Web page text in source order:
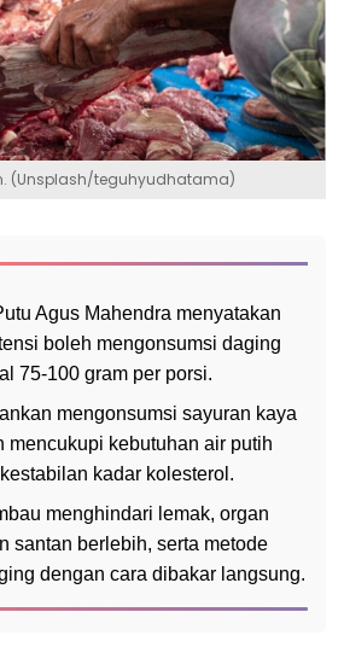
(Unsplash/teguhyudhatama)
Agus Mahendra menyatakan
boleh mengonsumsi daging
75-100 gram per porsi.
mengonsumsi sayuran kaya
mencukupi kebutuhan air putih
kadar kolesterol.
menghindari lemak, organ
santan berlebih, serta metode
dengan cara dibakar langsung.